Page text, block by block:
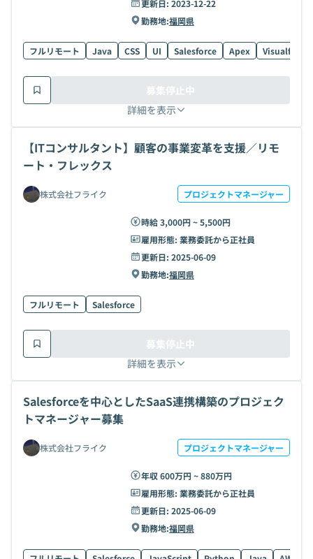
更新日: 2023-12-22
勤務地:福岡県
フルリモート Java CSS UI Salesforce Apex Visualforce
詳細を表示
募集停止中
【ITコンサルタント】顧客の事業変革を支援／リモ
ート・フレックス
株式会社フライク プロジェクトマネージャー
時給 3,000円 ~ 5,500円
雇用形態: 業務委託から正社員
更新日: 2025-06-09
勤務地:福岡県
フルリモート Salesforce
詳細を表示
募集停止中
Salesforceを中心としたSaaS連携構築のプロジェク
トマネージャー募集
株式会社フライク プロジェクトマネージャー
年収 600万円 ~ 880万円
雇用形態: 業務委託から正社員
更新日: 2025-06-09
勤務地:福岡県